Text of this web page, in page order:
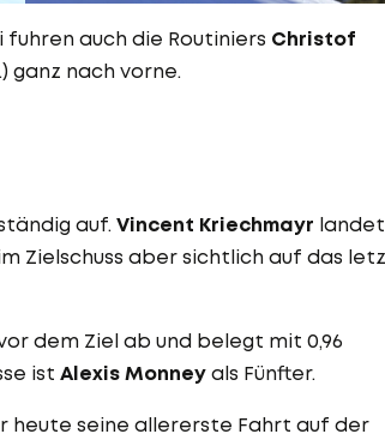
auch die Routiniers Christof
ganz nach vorne.
auf. Vincent Kriechmayr landet
Zielschuss aber sichtlich auf das
dem Ziel ab und belegt mit 0,96
ist Alexis Monney als Fünfter.
heute seine allererste Fahrt auf der